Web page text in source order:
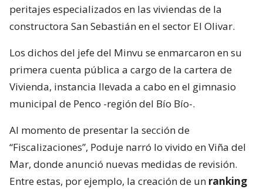
peritajes especializados en las viviendas de la
constructora San Sebastián en el sector El Olivar.
Los dichos del jefe del Minvu se enmarcaron en su
primera cuenta pública a cargo de la cartera de
Vivienda, instancia llevada a cabo en el gimnasio
municipal de Penco -región del Bío Bío-.
Al momento de presentar la sección de
“Fiscalizaciones”, Poduje narró lo vivido en Viña del
Mar, donde anunció nuevas medidas de revisión.
Entre estas, por ejemplo, la creación de un ranking